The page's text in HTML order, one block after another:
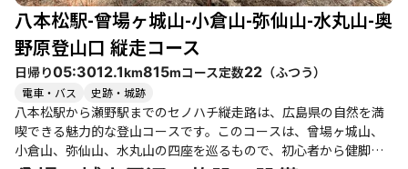
八本松駅-曾場ヶ城山-小倉山-弥仙山-水丸山-奥
野原登山口 縦走コース
日帰り05:3012.1km815mコース定数22 （ふつう）
電車・バス 史跡・城跡
八本松駅から瀬野駅までのセノハチ縦走路は、広島県の自然を満
喫できる魅力的な登山コースです。このコースは、曾場ヶ城山、
小倉山、弥仙山、水丸山の四座を巡るもので、初心者から健脚者